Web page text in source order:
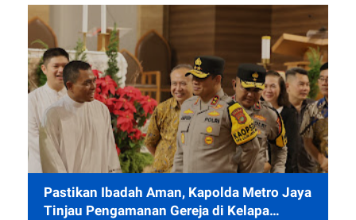
Pastikan Ibadah Aman, Kapolda Metro Jaya
Tinjau Pengamanan Gereja di Kelapa